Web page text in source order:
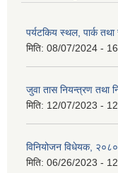
पर्यटकिय स्थल, पार्क तथा
मिति: 08/07/2024 -
जुवा तास नियन्त्रण तथा
मिति: 12/07/2023 -
विनियोजन विधेयक, २०८०
मिति: 06/26/2023 -